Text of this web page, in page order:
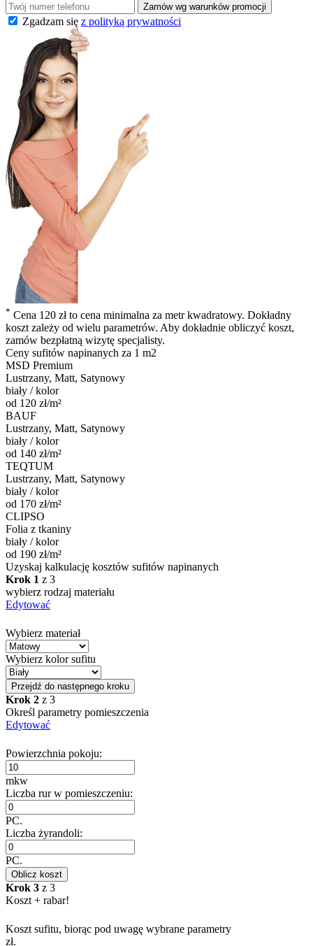
Zamów wg warunków promocji
Zgadzam się z polityką prywatności
* Cena 120 zł to cena minimalna za metr kwadratowy. Dokładny
koszt zależy od wielu parametrów. Aby dokładnie obliczyć koszt,
zamów bezpłatną wizytę specjalisty.
Ceny sufitów napinanych za 1 m2
MSD Premium
Lustrzany, Matt, Satynowy
biały / kolor
od 120 zł/m²
BAUF
Lustrzany, Matt, Satynowy
biały / kolor
od 140 zł/m²
TEQTUM
Lustrzany, Matt, Satynowy
biały / kolor
od 170 zł/m²
CLIPSO
Folia z tkaniny
biały / kolor
od 190 zł/m²
Uzyskaj kalkulację kosztów sufitów napinanych
Krok 1 z 3
wybierz rodzaj materiału
Edytować
Wybierz materiał
Wybierz kolor sufitu
Przejdź do następnego kroku
Krok 2 z 3
Określ parametry pomieszczenia
Edytować
Powierzchnia pokoju:
mkw
Liczba rur w pomieszczeniu:
PC.
Liczba żyrandoli:
PC.
Oblicz koszt
Krok 3 z 3
Koszt + rabar!
Koszt sufitu, biorąc pod uwagę wybrane parametry
zł.